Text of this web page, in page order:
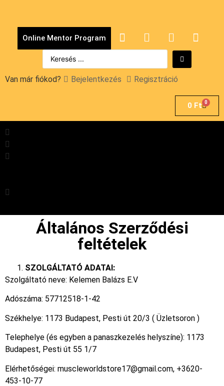
Online Mentor Program
Van már fiókod? Bejelentkezés Regisztráció
0 Ft 0
Általános Szerződési
feltételek
SZOLGÁLTATÓ ADATAI:
Szolgáltató neve: Kelemen Balázs E.V
Adószáma: 57712518-1-42
Székhelye: 1173 Budapest, Pesti út 20/3 ( Üzletsoron )
Telephelye (és egyben a panaszkezelés helyszíne): 1173
Budapest, Pesti út 55 1/7
Elérhetőségei: muscleworldstore17@gmail.com, +3620-
453-10-77